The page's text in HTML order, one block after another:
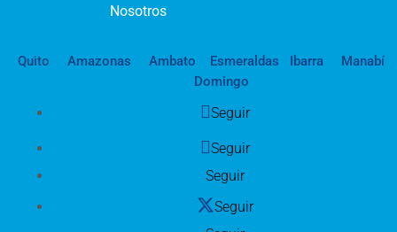
Nosotros
Quito Amazonas Ambato Esmeraldas Ibarra
Manabí
Domingo
Seguir
Seguir
Seguir
Seguir